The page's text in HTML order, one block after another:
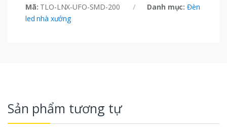
Mã: TLO-LNX-UFO-SMD-200 Danh mục: Đèn
led nhà xưởng
Sản phẩm tương tự